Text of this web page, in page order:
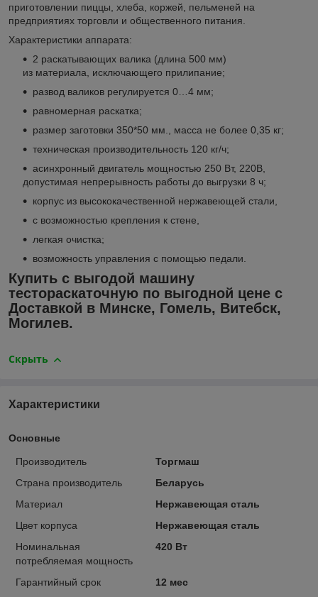
приготовлении пиццы, хлеба, коржей, пельменей на
предприятиях торговли и общественного питания.
Характеристики аппарата:
2 раскатывающих валика (длина 500 мм)
из материала, исключающего прилипание;
развод валиков регулируется 0…4 мм;
равномерная раскатка;
размер заготовки 350*50 мм., масса не более 0,35 кг;
техническая производительность 120 кг/ч;
асинхронный двигатель мощностью 250 Вт, 220В,
допустимая непрерывность работы до выгрузки 8 ч;
корпус из высококачественной нержавеющей стали,
с возможностью крепления к стене,
легкая очистка;
возможность управления с помощью педали.
Купить с выгодой машину
тестораскаточную по выгодной цене с
Доставкой в Минске, Гомель, Витебск,
Могилев.
Скрыть
Характеристики
Основные
Производитель
Торгмаш
Страна производитель
Беларусь
Материал
Нержавеющая сталь
Цвет корпуса
Нержавеющая сталь
Номинальная
потребляемая мощность
420 Вт
Гарантийный срок
12 мес